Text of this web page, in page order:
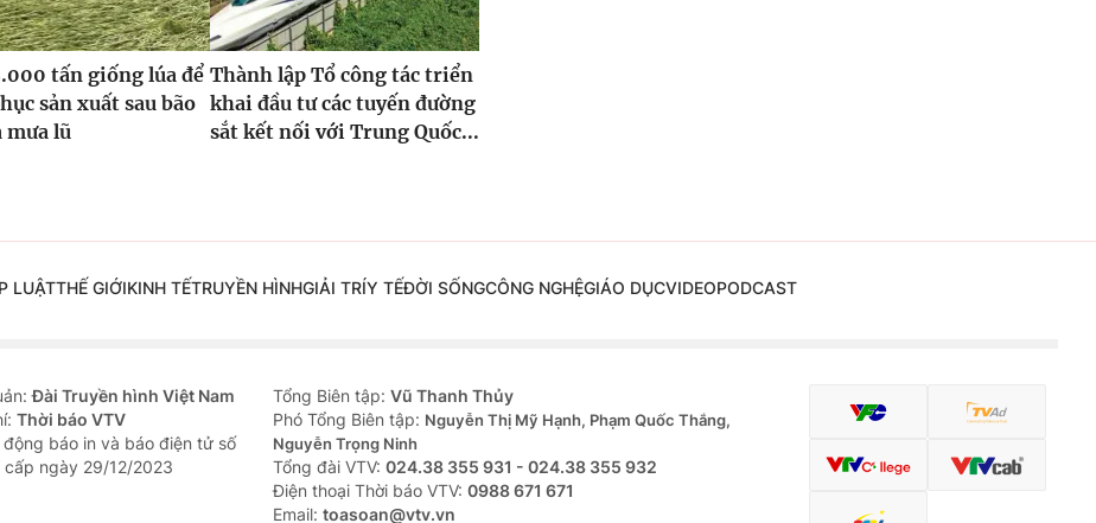
tấn giống lúa để
sản xuất sau bão
mưa lũ
Thành lập Tổ công tác triển
khai đầu tư các tuyến đường
sắt kết nối với Trung Quốc...
LUẬTTHẾ GIỚIKINH TẾTRUYỀN HÌNHGIẢI TRÍY TẾĐỜI SỐNGCÔNG NGHỆGIÁO DỤCVIDEOPODCAST
Đài Truyền hình Việt Nam
Thời báo VTV
báo in và báo điện tử số
cấp ngày 29/12/2023
Tổng Biên tập: Vũ Thanh Thủy
Phó Tổng Biên tập: Nguyễn Thị Mỹ Hạnh, Phạm Quốc Thắng,
Nguyễn Trọng Ninh
Tổng đài VTV: 024.38 355 931 - 024.38 355 932
Ðiện thoại Thời báo VTV: 0988 671 671
Email: toasoan@vtv.vn